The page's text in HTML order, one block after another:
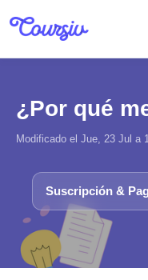
¿Por qué
Modificado el Jue, 23 Jul a
Suscripción &